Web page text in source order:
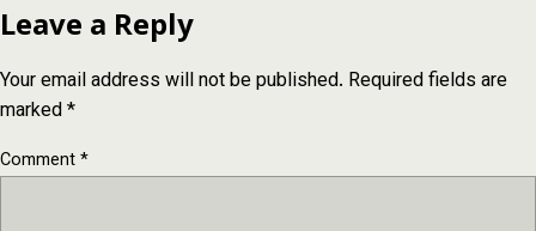
Leave a Reply
Your email address will not be published. Required fields are
marked*
Comment*